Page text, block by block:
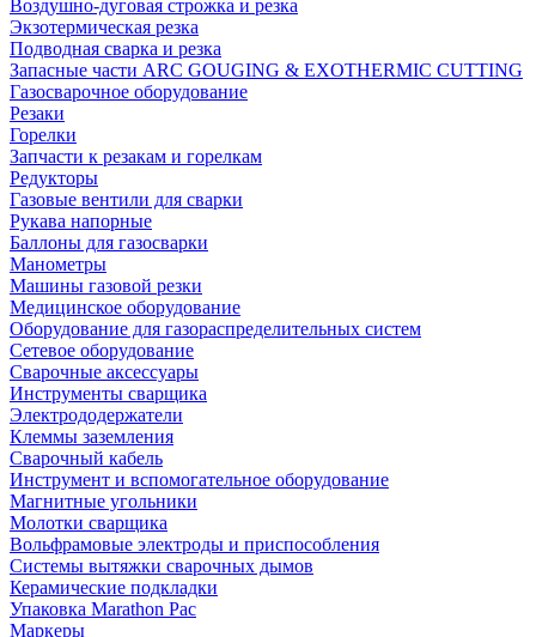
Воздушно-дуговая строжка и резка
Экзотермическая резка
Подводная сварка и резка
Запасные части ARC GOUGING & EXOTHERMIC CUTTING
Газосварочное оборудование
Резаки
Горелки
Запчасти к резакам и горелкам
Редукторы
Газовые вентили для сварки
Рукава напорные
Баллоны для газосварки
Манометры
Машины газовой резки
Медицинское оборудование
Оборудование для газораспределительных систем
Сетевое оборудование
Сварочные аксессуары
Инструменты сварщика
Электрододержатели
Клеммы заземления
Сварочный кабель
Инструмент и вспомогательное оборудование
Магнитные угольники
Молотки сварщика
Вольфрамовые электроды и приспособления
Системы вытяжки сварочных дымов
Керамические подкладки
Упаковка Marathon Pac
Маркеры